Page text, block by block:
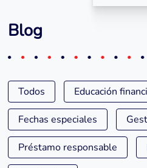
Blog
Todos Educación
Fechas especiales
Préstamo responsable